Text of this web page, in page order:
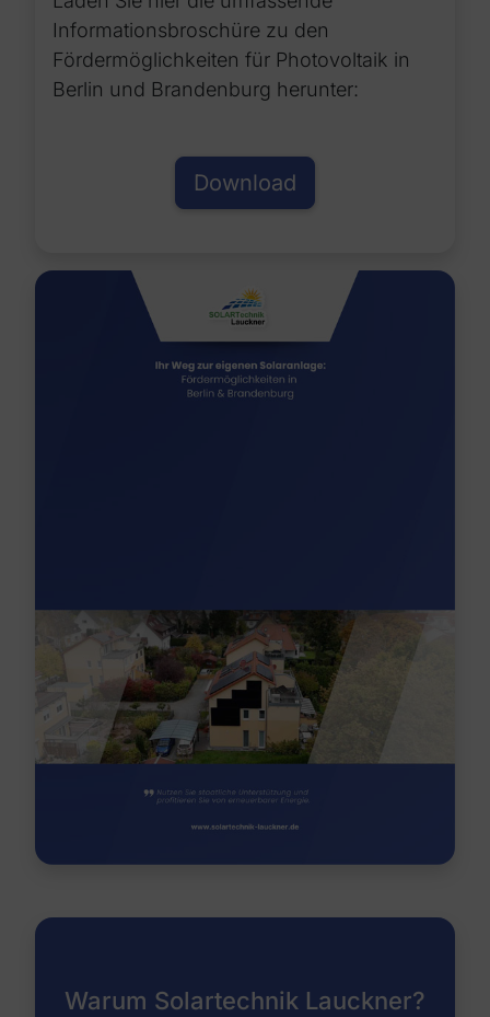
Informationsbroschüre zu den
Fördermöglichkeiten für Photovoltaik in
Berlin und Brandenburg herunter:
Download
Warum Solartechnik Lauckner?